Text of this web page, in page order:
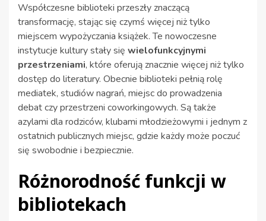
Współczesne biblioteki przeszły znaczącą
transformację, stając się czymś więcej niż tylko
miejscem wypożyczania książek. Te nowoczesne
instytucje kultury stały się wielofunkcyjnymi
przestrzeniami, które oferują znacznie więcej niż tylko
dostęp do literatury. Obecnie biblioteki pełnią rolę
mediatek, studiów nagrań, miejsc do prowadzenia
debat czy przestrzeni coworkingowych. Są także
azylami dla rodziców, klubami młodzieżowymi i jednym z
ostatnich publicznych miejsc, gdzie każdy może poczuć
się swobodnie i bezpiecznie.
Różnorodność funkcji w
bibliotekach